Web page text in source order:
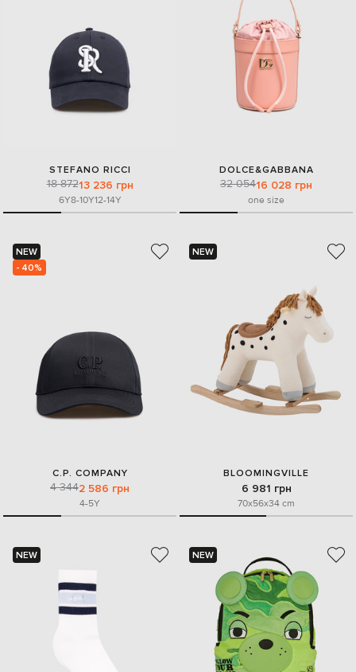
STEFANO RICCI
18 87213 236 грн
6Y8-10Y12-14Y
DOLCE&GABBANA
32 05416 028 грн
one size
NEW
- 40%
C.P. COMPANY
4 3442 586 грн
4-5Y
NEW
BLOOMINGVILLE
6 981 грн
70x56x34 cm
NEW NEW